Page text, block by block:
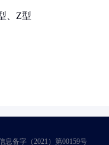
、Z型
备字（2021）第00159号